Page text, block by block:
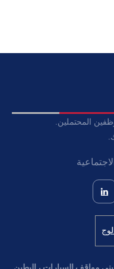
المحتملين.
مواقف السيارات ، البطين